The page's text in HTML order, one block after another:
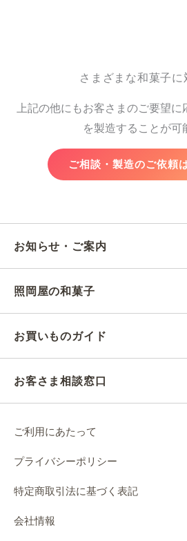
さまざまな和菓子に
上記の他にもお客さまのご要望
を製造することが可
ご相談・製造のご依頼
お知らせ・ご案内
照岡屋の和菓子
お買いものガイド
お客さま相談窓口
ご利用にあたって
プライバシーポリシー
特定商取引法に基づく表記
会社情報